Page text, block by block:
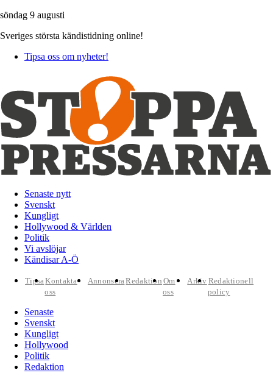
söndag 9 augusti
Sveriges största kändistidning online!
Tipsa oss om nyheter!
Senaste nytt
Svenskt
Kungligt
Hollywood & Världen
Politik
Vi avslöjar
Kändisar A-Ö
TipsaKontakta
oss
AnnonseraRedaktion Om
oss
Arkiv Redaktionell
policy
Senaste
Svenskt
Kungligt
Hollywood
Politik
Redaktion